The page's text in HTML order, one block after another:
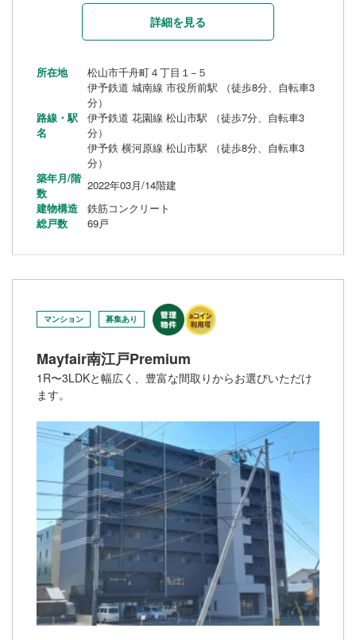
詳細を見る
所在地 松山市千舟町４丁目１−５
路線・駅
名
伊予鉄道 城南線 市役所前駅 （徒歩8分、自転車3
分）
伊予鉄道 花園線 松山市駅 （徒歩7分、自転車3
分）
伊予鉄 横河原線 松山市駅 （徒歩8分、自転車3
分）
築年月/階
数
2022年03月/14階建
建物構造
鉄筋コンクリート
総戸数
69戸
マンション 募集あり
Mayfair南江戸Premium
1R〜3LDKと幅広く、豊富な間取りからお選びいただけ
ます。